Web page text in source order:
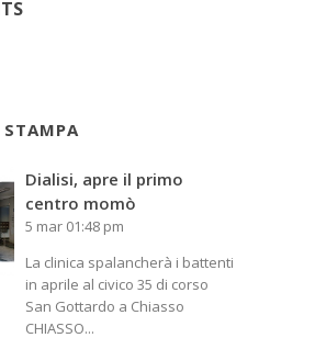
STAMPA
Dialisi, apre il primo
centro momò
5 mar 01:48 pm
La clinica spalancherà i battenti
in aprile al civico 35 di corso
San Gottardo a Chiasso
CHIASSO...